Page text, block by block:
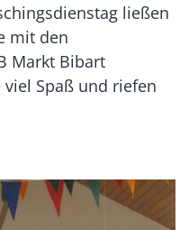
ließen
mit den
Markt Bibart
Spaß und riefen